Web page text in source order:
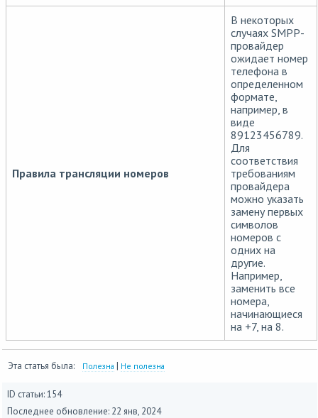
Правила трансляции номеров
В некоторых
случаях SMPP-
провайдер
ожидает номер
телефона в
определенном
формате,
например, в
виде
89123456789.
Для
соответствия
требованиям
провайдера
можно указать
замену первых
символов
номеров с
одних на
другие.
Например,
заменить все
номера,
начинающиеся
на +7, на 8.
Эта статья была: Полезна | Не полезна
ID статьи: 154
Последнее обновление: 22 янв, 2024